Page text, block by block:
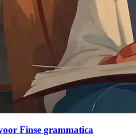
Finse grammatica